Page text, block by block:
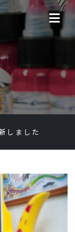
しました